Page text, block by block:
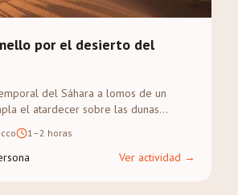
por el desierto del
del Sáhara a lomos de un
el atardecer sobre las dunas
en un trek guiado.
1–2 horas
Ver actividad →